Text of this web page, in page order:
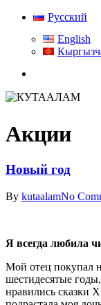
Русский
English
Акции
Новый год
By kutaalamNo
Я всегда любила
Мой отец покупал
шестидесятые
нравились сказки